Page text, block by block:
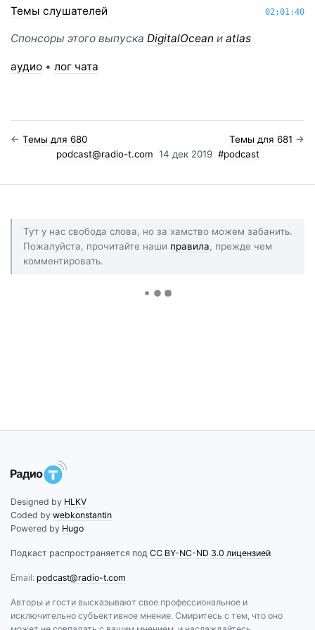
02:01:40
Темы слушателей
Спонсоры этого выпуска DigitalOcean и atlas
аудио • лог чата
← Темы для 680 Темы для 681 →
podcast@radio-t.com 14 дек 2019 #podcast
Тут у нас свобода слова, но за хамство можем забанить.
Пожалуйста, прочитайте наши правила, прежде чем
комментировать.
Designed by HLKV
Coded by webkonstantin
Powered by Hugo
Подкаст распространяется под CC BY-NC-ND 3.0 лицензией
Email: podcast@radio-t.com
Авторы и гости высказывают свое профессиональное и
исключительно субъективное мнение. Смиритесь с тем, что оно